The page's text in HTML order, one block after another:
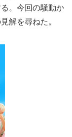
。今回の騒動か
解を尋ねた。